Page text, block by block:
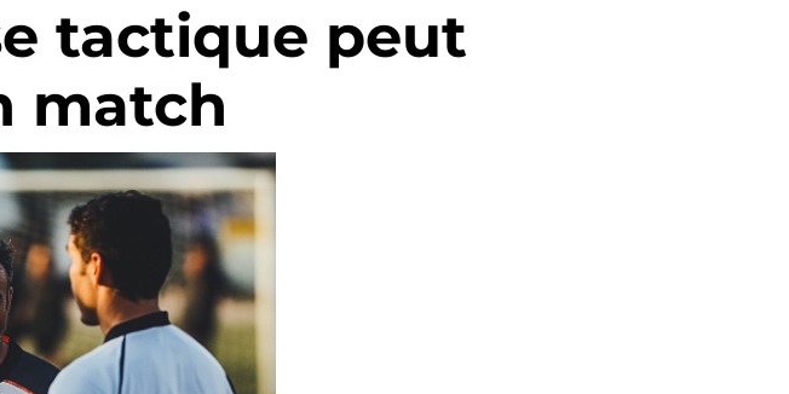
tactique peut
match